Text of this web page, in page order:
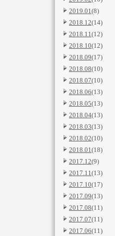
2019.01(8)
2018.12(14)
2018.11(12)
2018.10(12)
2018.09(17)
2018.08(10)
2018.07(10)
2018.06(13)
2018.05(13)
2018.04(13)
2018.03(13)
2018.02(10)
2018.01(18)
2017.12(9)
2017.11(13)
2017.10(17)
2017.09(13)
2017.08(11)
2017.07(11)
2017.06(11)